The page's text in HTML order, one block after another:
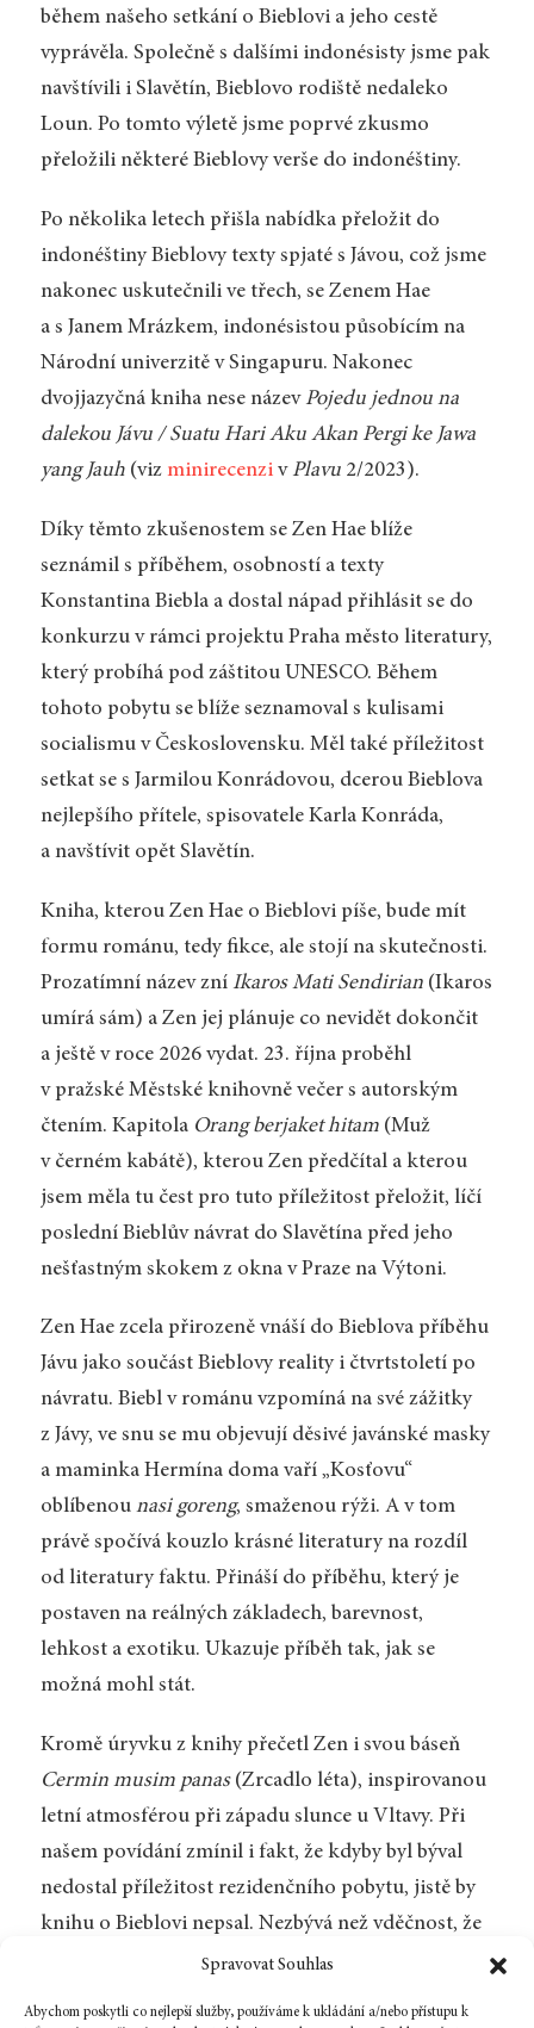
Spravovat Souhlas
Abychom poskytli co nejlepší služby, používáme k ukládání a/nebo přístupu k
během našeho setkání o Bieblovi a jeho cestě
vyprávěla. Společně s dalšími indonésisty jsme pak
navštívili i Slavětín, Bieblovo rodiště nedaleko
Loun. Po tomto výletě jsme poprvé zkusmo
přeložili některé Bieblovy verše do indonéštiny.
Po několika letech přišla nabídka přeložit do
indonéštiny Bieblovy texty spjaté s Jávou, což jsme
nakonec uskutečnili ve třech, se Zenem Hae
a s Janem Mrázkem, indonésistou působícím na
Národní univerzitě v Singapuru. Nakonec
dvojjazyčná kniha nese název Pojedu jednou na
dalekou Jávu / Suatu Hari Aku Akan Pergi ke Jawa
yang Jauh(viz minirecenziv Plavu2/2023).
Díky těmto zkušenostem se Zen Hae blíže
seznámil s příběhem, osobností a texty
Konstantina Biebla a dostal nápad přihlásit se do
konkurzu v rámci projektu Praha město literatury,
který probíhá pod záštitou UNESCO. Během
tohoto pobytu se blíže seznamoval s kulisami
socialismu v Československu. Měl také příležitost
setkat se s Jarmilou Konrádovou, dcerou Bieblova
nejlepšího přítele, spisovatele Karla Konráda,
a navštívit opět Slavětín.
Kniha, kterou Zen Hae o Bieblovi píše, bude mít
formu románu, tedy fikce, ale stojí na skutečnosti.
Prozatímní název zní Ikaros Mati Sendirian(Ikaros
umírá sám) a Zen jej plánuje co nevidět dokončit
a ještě v roce 2026 vydat. 23. října proběhl
v pražské Městské knihovně večer s autorským
čtením. Kapitola Orang berjaket hitam(Muž
v černém kabátě), kterou Zen předčítal a kterou
jsem měla tu čest pro tuto příležitost přeložit, líčí
poslední Bieblův návrat do Slavětína před jeho
nešťastným skokem z okna v Praze na Výtoni.
Zen Hae zcela přirozeně vnáší do Bieblova příběhu
Jávu jako součást Bieblovy reality i čtvrtstoletí po
návratu. Biebl v románu vzpomíná na své zážitky
z Jávy, ve snu se mu objevují děsivé javánské masky
a maminka Hermína doma vaří „Kosťovu“
oblíbenou nasi goreng, smaženou rýži. A v tom
právě spočívá kouzlo krásné literatury na rozdíl
od literatury faktu. Přináší do příběhu, který je
postaven na reálných základech, barevnost,
lehkost a exotiku. Ukazuje příběh tak, jak se
možná mohl stát.
Kromě úryvku z knihy přečetl Zen i svou báseň
Cermin musim panas(Zrcadlo léta), inspirovanou
letní atmosférou při západu slunce u Vltavy. Při
našem povídání zmínil i fakt, že kdyby byl býval
nedostal příležitost rezidenčního pobytu, jistě by
knihu o Bieblovi nepsal. Nezbývá než vděčnost, že
takové programy existují. Číst Biebla na Jávě je